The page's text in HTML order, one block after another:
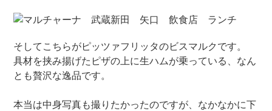
そしてこちらがピッツァフリッタのビスマルクです。
具材を挟み揚げたピザの上に生ハムが乗っている、なん
とも贅沢な逸品です。
本当は中身写真も撮りたかったのですが、なかなかに下